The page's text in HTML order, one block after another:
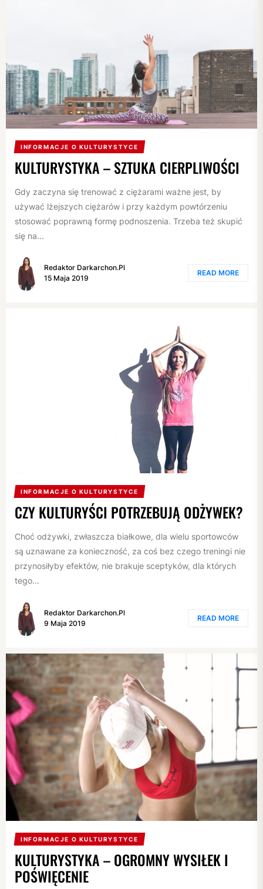
INFORMACJE O KULTURYSTYCE
KULTURYSTYKA – SZTUKA CIERPLIWOŚCI
Gdy zaczyna się trenować z ciężarami ważne jest, by
używać lżejszych ciężarów i przy każdym powtórzeniu
stosować poprawną formę podnoszenia. Trzeba też skupić
się na...
Redaktor Darkarchon.pl
15 Maja 2019
READ MORE
INFORMACJE O KULTURYSTYCE
CZY KULTURYŚCI POTRZEBUJĄ ODŻYWEK?
Choć odżywki, zwłaszcza białkowe, dla wielu sportowców
są uznawane za konieczność, za coś bez czego treningi nie
przynosiłyby efektów, nie brakuje sceptyków, dla których
tego...
Redaktor Darkarchon.pl
9 Maja 2019
READ MORE
INFORMACJE O KULTURYSTYCE
KULTURYSTYKA – OGROMNY WYSIŁEK I
POŚWIĘCENIE